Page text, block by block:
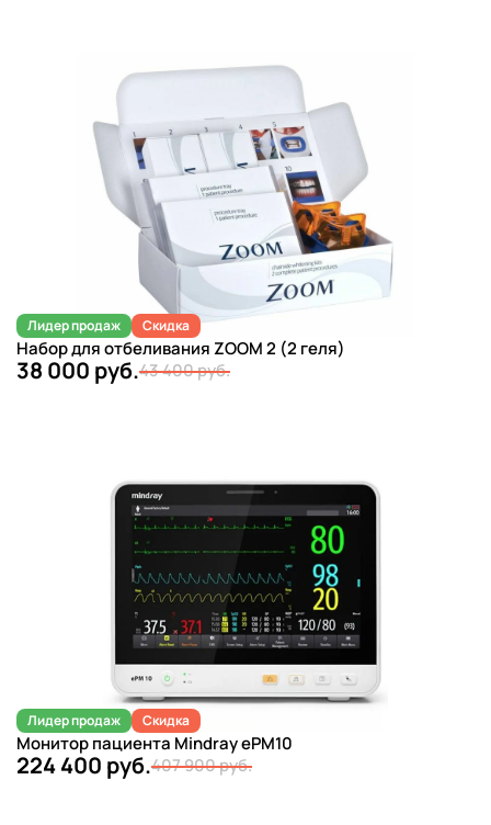
Лидер продаж Скидка
Набор для отбеливания ZOOM 2 (2 геля)
38 000 руб.43 400 руб.
Лидер продаж Скидка
Монитор пациента Mindray ePM10
224 400 руб.407 900 руб.